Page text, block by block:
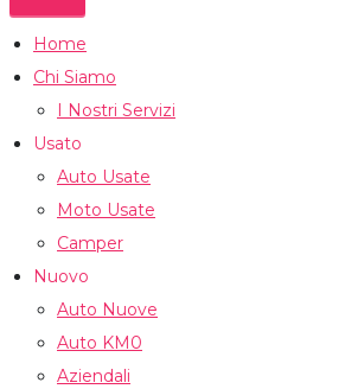
Home
Chi Siamo
I Nostri Servizi
Usato
Auto Usate
Moto Usate
Camper
Nuovo
Auto Nuove
Auto KM0
Aziendali